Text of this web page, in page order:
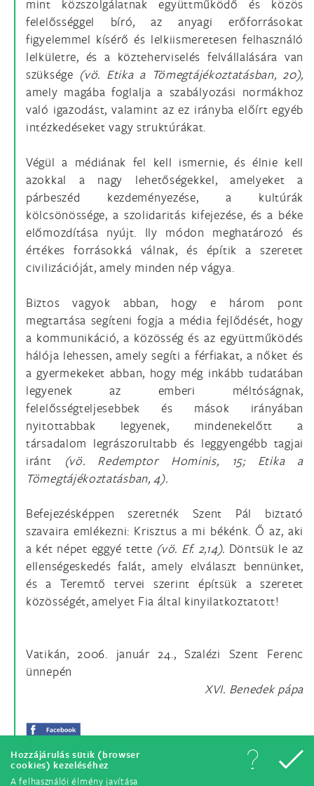
Hozzájárulás sütik (browser
cookies) kezeléséhez
A felhasználói élmény javítása
mint közszolgálatnak együttműködő és közös
felelősséggel bíró, az anyagi erőforrásokat
figyelemmel kísérő és lelkiismeretesen felhasználó
lelkületre, és a közteherviselés felvállalására van
szüksége (vö. Etika a Tömegtájékoztatásban, 20),
amely magába foglalja a szabályozási normákhoz
való igazodást, valamint az ez irányba előírt egyéb
intézkedéseket vagy struktúrákat.
Végül a médiának fel kell ismernie, és élnie kell
azokkal a nagy lehetőségekkel, amelyeket a
párbeszéd kezdeményezése, a kultúrák
kölcsönössége, a szolidaritás kifejezése, és a béke
előmozdítása nyújt. Ily módon meghatározó és
értékes forrásokká válnak, és építik a szeretet
civilizációját, amely minden nép vágya.
Biztos vagyok abban, hogy e három pont
megtartása segíteni fogja a média fejlődését, hogy
a kommunikáció, a közösség és az együttműködés
hálója lehessen, amely segíti a férfiakat, a nőket és
a gyermekeket abban, hogy még inkább tudatában
legyenek az emberi méltóságnak,
felelősségteljesebbek és mások irányában
nyitottabbak legyenek, mindenekelőtt a
társadalom legrászorultabb és leggyengébb tagjai
iránt
(vö. Redemptor Hominis, 15; Etika a
Tömegtájékoztatásban, 4).
Befejezésképpen szeretnék Szent Pál biztató
szavaira emlékezni: Krisztus a mi békénk. Ő az, aki
a két népet eggyé tette (vö. Ef. 2,14). Döntsük le az
ellenségeskedés falát, amely elválaszt bennünket,
és a Teremtő tervei szerint építsük a szeretet
közösségét, amelyet Fia által kinyilatkoztatott!
Vatikán, 2006. január 24., Szalézi Szent Ferenc
ünnepén
XVI. Benedek pápa